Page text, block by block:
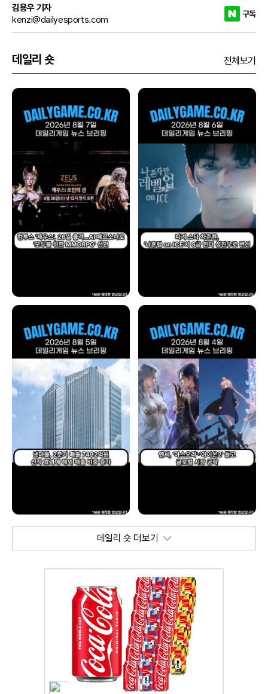
김용우 기자
kenzi@dailyesports.com
구독
데일리 숏 전체보기
데일리 숏 더보기